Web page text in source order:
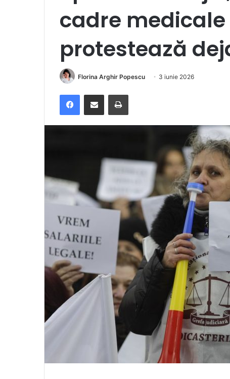
cadre
protestează
Florina Arghir Popescu 3 iunie 2026
FacebookDistribuie prin e-mail Imprimare